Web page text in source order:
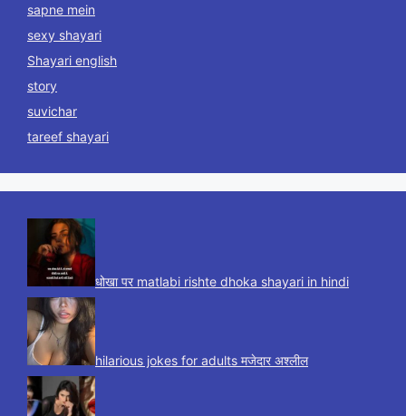
sapne mein
sexy shayari
Shayari english
story
suvichar
tareef shayari
धोखा पर matlabi rishte dhoka shayari in hindi
hilarious jokes for adults मजेदार अश्लील